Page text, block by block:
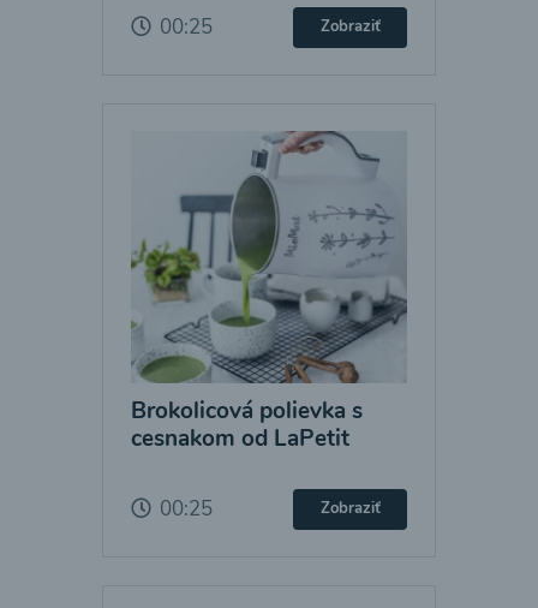
00:25 Zobraziť
Brokolicová polievka s
cesnakom od LaPetit
00:25 Zobraziť